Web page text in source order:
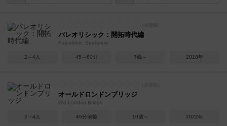
パレオリシック：開拓時代編
Paleolithic: Seafarers
2～4人 45～60分 7歳～ 2018年
オールドロンドンブリッジ
Old London Bridge
2～4人 45分前後 10歳～ 2022年